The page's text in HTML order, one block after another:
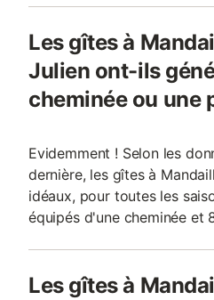
Les gîtes à
Julien ont-ils
cheminée ou une
Evidemment ! Selon les
dernière, les gîtes à
idéaux, pour toutes les
équipés d'une cheminée et
Les gîtes à